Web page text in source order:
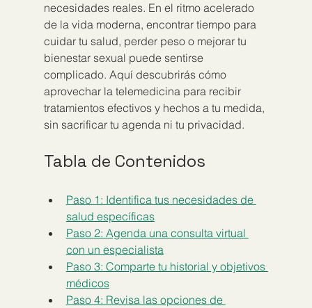
necesidades reales. En el ritmo acelerado
de la vida moderna, encontrar tiempo para
cuidar tu salud, perder peso o mejorar tu
bienestar sexual puede sentirse
complicado. Aquí descubrirás cómo
aprovechar la telemedicina para recibir
tratamientos efectivos y hechos a tu medida,
sin sacrificar tu agenda ni tu privacidad.
Tabla de Contenidos
Paso 1: Identifica tus necesidades de
salud específicas
Paso 2: Agenda una consulta virtual
con un especialista
Paso 3: Comparte tu historial y objetivos
médicos
Paso 4: Revisa las opciones de